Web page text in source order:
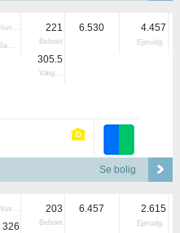
Nuvær.
Samlet
221
Beboet
305.5
Vægtet
6.530 4.457
Ejerudg.
Se bolig
Nuvær.
326
203
Beboet
6.457 2.615
Ejerudg.